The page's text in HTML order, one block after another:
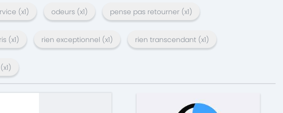
(x1) odeurs (x1) pense pas retourner (x1)
(x1) rien exceptionnel (x1) rien transcendant (x1)
(x1)